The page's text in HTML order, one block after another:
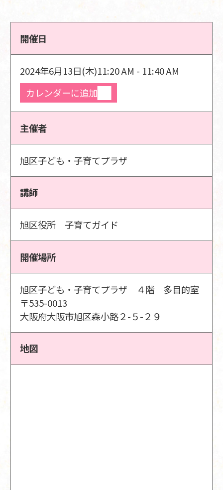
開催日
2024年6月13日(木)11:20 AM - 11:40 AM
カレンダーに追加
主催者
旭区子ども・子育てプラザ
講師
旭区役所 子育てガイド
開催場所
旭区子ども・子育てプラザ ４階 多目的室
〒535-0013
大阪府大阪市旭区森小路２-５-２９
地図